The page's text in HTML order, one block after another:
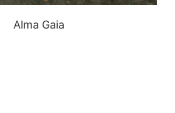
Alma Gaia